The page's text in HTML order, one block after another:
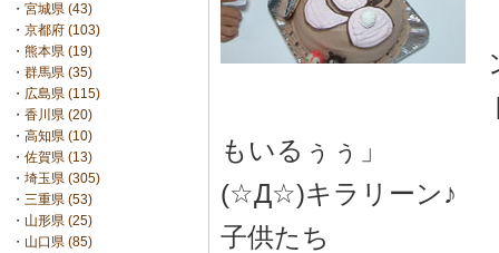
・ 宮城県 (43)
・ 京都府 (103)
・ 熊本県 (19)
・ 群馬県 (35)
・ 広島県 (115)
・ 香川県 (20)
・ 高知県 (10)
・ 佐賀県 (13)
・ 埼玉県 (305)
・ 三重県 (53)
・ 山形県 (25)
・ 山口県 (85)
もいるぅぅ」
(☆Д☆)キラリーン♪
子供たち